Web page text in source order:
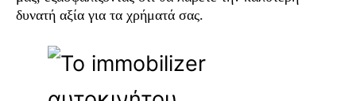
δυνατή αξία για τα χρήματά σας.